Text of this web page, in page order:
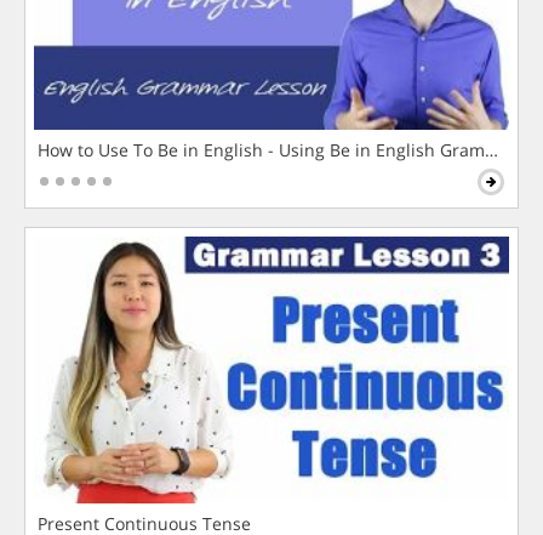
How to Use To Be in English - Using Be in English Grammar
Present Continuous Tense